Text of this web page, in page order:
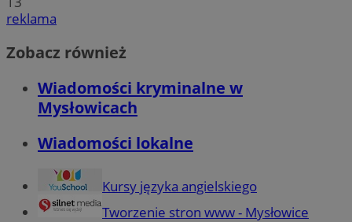
reklama
Zobacz również
Wiadomości kryminalne w
Mysłowicach
Wiadomości lokalne
Kursy języka angielskiego
Tworzenie stron www - Mysłowice